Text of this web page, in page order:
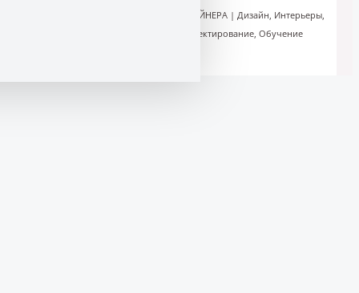
Copyright © 2011-2026 ЗАПИСКИ ДИЗАЙНЕРА | Дизайн, Интерьеры,
Кухни, Мебель, Идеи, Мода, Проектирование, Обучение